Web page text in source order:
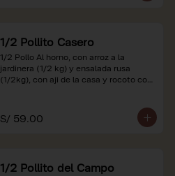
1/2 Pollito Casero
1/2 Pollo Al horno, con arroz a la
jardinera (1/2 kg) y ensalada rusa
(1/2kg), con aji de la casa y rocoto con
*Nuestros precios están expresados en
soles e incluyen impuestos de ley y
S/ 59.00
1/2 Pollito del Campo